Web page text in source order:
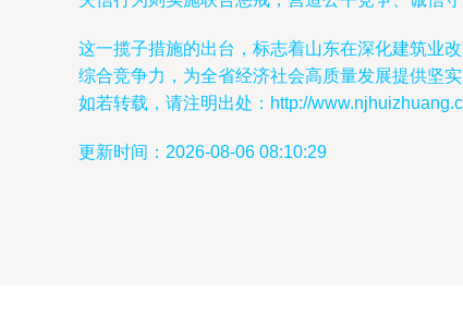
这一揽子措施的出台，标志着山东在深化建筑业
综合竞争力，为全省经济社会高质量发展提供坚
如若转载，请注明出处：http://
更新时间：2026-08-06 08:10:29